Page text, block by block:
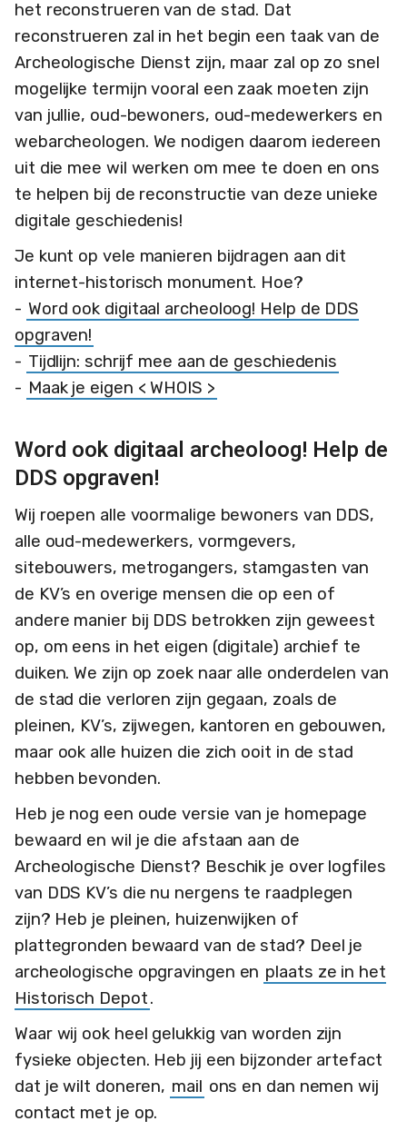
het reconstrueren van de stad. Dat
reconstrueren zal in het begin een taak van de
Archeologische Dienst zijn, maar zal op zo snel
mogelijke termijn vooral een zaak moeten zijn
van jullie, oud-bewoners, oud-medewerkers en
webarcheologen. We nodigen daarom iedereen
uit die mee wil werken om mee te doen en ons
te helpen bij de reconstructie van deze unieke
digitale geschiedenis!
Je kunt op vele manieren bijdragen aan dit
internet-historisch monument. Hoe?
- Word ook digitaal archeoloog! Help de DDS
opgraven!
- Tijdlijn: schrijf mee aan de geschiedenis
- Maak je eigen < WHOIS >
Word ook digitaal archeoloog! Help de
DDS opgraven!
Wij roepen alle voormalige bewoners van DDS,
alle oud-medewerkers, vormgevers,
sitebouwers, metrogangers, stamgasten van
de KV’s en overige mensen die op een of
andere manier bij DDS betrokken zijn geweest
op, om eens in het eigen (digitale) archief te
duiken. We zijn op zoek naar alle onderdelen van
de stad die verloren zijn gegaan, zoals de
pleinen, KV’s, zijwegen, kantoren en gebouwen,
maar ook alle huizen die zich ooit in de stad
hebben bevonden.
Heb je nog een oude versie van je homepage
bewaard en wil je die afstaan aan de
Archeologische Dienst? Beschik je over logfiles
van DDS KV’s die nu nergens te raadplegen
zijn? Heb je pleinen, huizenwijken of
plattegronden bewaard van de stad? Deel je
archeologische opgravingen en plaats ze in het
Historisch Depot.
Waar wij ook heel gelukkig van worden zijn
fysieke objecten. Heb jij een bijzonder artefact
dat je wilt doneren, mail ons en dan nemen wij
contact met je op.